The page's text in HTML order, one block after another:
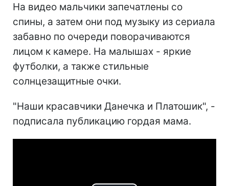
На видео мальчики запечатлены со
спины, а затем они под музыку из сериала
забавно по очереди поворачиваются
лицом к камере. На малышах - яркие
футболки, а также стильные
солнцезащитные очки.
"Наши красавчики Данечка и Платошик", -
подписала публикацию гордая мама.